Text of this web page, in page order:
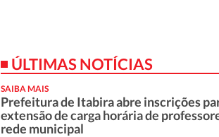
ÚLTIMAS NOTÍCIAS
SAIBA MAIS
Prefeitura de Itabira abre inscrições
extensão de carga horária de
rede municipal